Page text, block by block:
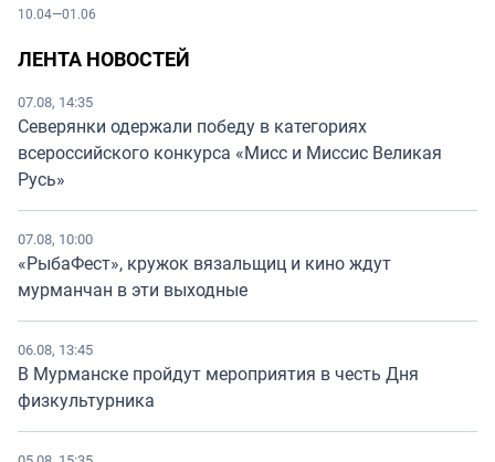
ЛЕНТА НОВОСТЕЙ
07.08, 14:35
Северянки одержали победу в категориях
всероссийского конкурса «Мисс и Миссис Великая
Русь»
07.08, 10:00
«РыбаФест», кружок вязальщиц и кино ждут
мурманчан в эти выходные
06.08, 13:45
В Мурманске пройдут мероприятия в честь Дня
физкультурника
10.04—01.06